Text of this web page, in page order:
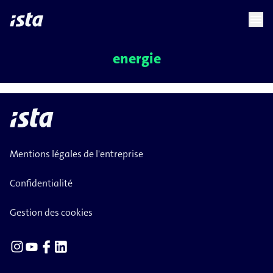
languagechevron_right
energie
Mentions légales de l'entreprise
Confidentialité
Gestion des cookies